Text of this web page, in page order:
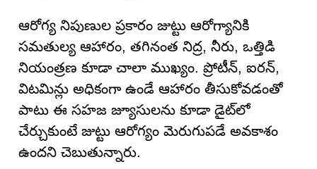
ఆరోగ్య నిపుణుల ప్రకారం జుట్టు ఆరోగ్యానికి
సమతుల్య ఆహారం, తగినంత నిద్ర, నీరు, ఒత్తిడి
నియంత్రణ కూడా చాలా ముఖ్యం. ప్రోటీన్‌, ఐరన్‌,
విటమిన్లు అధికంగా ఉండే ఆహారం తీసుకోవడంతో
పాటు ఈ సహజ జ్యూసులను కూడా డైట్‌లో
చేర్చుకుంటే జుట్టు ఆరోగ్యం మెరుగుపడే అవకాశం
ఉందని చెబుతున్నారు.